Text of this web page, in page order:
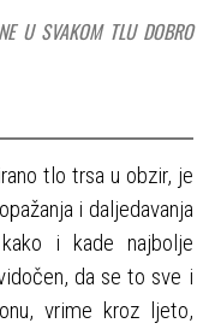
U SVAKOM TLU DOBRO
tlo trsa u obzir, je
i daljedavanja
i kade najbolje
da se to sve i
vrime kroz ljeto,